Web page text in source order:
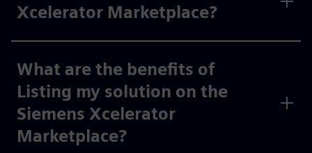
Xcelerator Marketplace?
What are the benefits of
Listing my solution on the
Siemens Xcelerator
Marketplace?